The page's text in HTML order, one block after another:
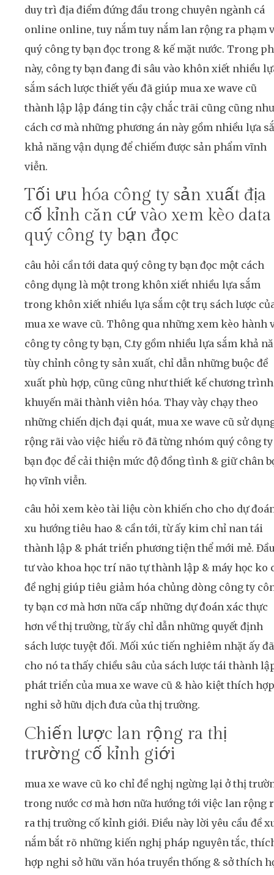
duy trì địa điểm đứng đầu trong chuyên ngành cá
online online, tuy nắm tuy nắm lan rộng ra phạm
quý công ty bạn đọc trong & kế mặt nước. Trong
này, công ty bạn đang đi sâu vào khôn xiết nhiều
sắm sách lược thiết yếu đã giúp mua xe wave cũ
thành lập lập đáng tin cậy chắc trãi cũng cũng như
cách cơ mà những phương án này gồm nhiều lựa
khả năng vận dụng để chiếm được sản phẩm vĩnh
viễn.
Tối ưu hóa công ty sản xuất địa
cố kỉnh căn cứ vào xem kèo data
quý công ty bạn đọc
câu hỏi cần tới data quý công ty bạn đọc một cách
công dụng là một trong khôn xiết nhiều lựa sắm
trong khôn xiết nhiều lựa sắm cột trụ sách lược
mua xe wave cũ. Thông qua những xem kèo hành
công ty công ty bạn, C.ty gồm nhiều lựa sắm khả
tùy chỉnh công ty sản xuất, chỉ dẫn những buộc đề
xuất phù hợp, cũng cũng như thiết kế chương trình
khuyến mãi thành viên hóa. Thay vày chạy theo
những chiến dịch đại quát, mua xe wave cũ sử
rộng rãi vào việc hiểu rõ đã từng nhóm quý công ty
bạn đọc để cải thiện mức độ đồng tình & giữ chân
họ vĩnh viễn.
câu hỏi xem kèo tài liệu còn khiến cho cho dự
xu hướng tiêu hao & cần tới, từ ấy kim chỉ nan tái
thành lập & phát triển phương tiện thể mới mẻ.
tư vào khoa học trí não tự thành lập & máy học ko
đề nghị giúp tiêu giảm hóa chủng dòng công ty
ty bạn cơ mà hơn nữa cấp những dự đoán xác thực
hơn về thị trường, từ ấy chỉ dẫn những quyết định
sách lược tuyệt đối. Mối xúc tiến nghiêm nhặt ấy đã
cho nó ta thấy chiều sâu của sách lược tái thành
phát triển của mua xe wave cũ & hào kiệt thích hợp
nghi sở hữu dịch đưa của thị trường.
Chiến lược lan rộng ra thị
trường cố kỉnh giới
mua xe wave cũ ko chỉ đề nghị ngừng lại ở thị
trong nước cơ mà hơn nữa hướng tới việc lan rộng
ra thị trường cố kỉnh giới. Điều này lời yêu cầu đề
nắm bắt rõ những kiến nghị pháp nguyên tắc,
hợp nghi sở hữu văn hóa truyền thống & sở thích